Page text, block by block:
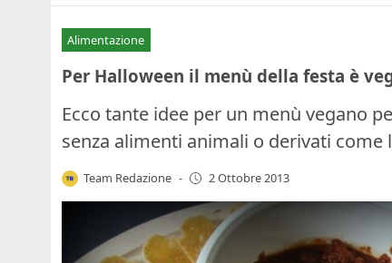
Alimentazione
Per Halloween il menù della festa è
Ecco tante idee per un menù vegano
senza alimenti animali o derivati come
Team Redazione - 2 Ottobre 2013